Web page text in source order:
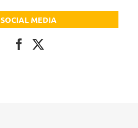
SOCIAL MEDIA